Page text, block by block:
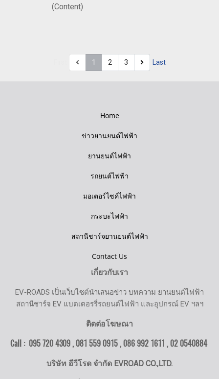
(Content)
1 2 3 Last
Home
ข่าวยานยนต์ไฟฟ้า
ยานยนต์ไฟฟ้า
รถยนต์ไฟฟ้า
มอเตอร์ไซค์ไฟฟ้า
กระบะไฟฟ้า
สถานีชาร์จยานยนต์ไฟฟ้า
Contact Us
เกี่ยวกับเรา
EV-ROADS เป็นเว็บไซต์นำเสนอข่าว บทความ ยานยนต์ไฟฟ้า
สถานีชาร์จ EV แบตเตอรรี่รถยนต์ไฟฟ้า และอุปกรณ์ EV ฯลฯ
ติดต่อโฆษณา
Call : 095 720 4309 , 081 559 0915 , 086 992 1611 ,02 0540884
บริษัท อีวีโรด จำกัด EVROAD CO.,LTD.